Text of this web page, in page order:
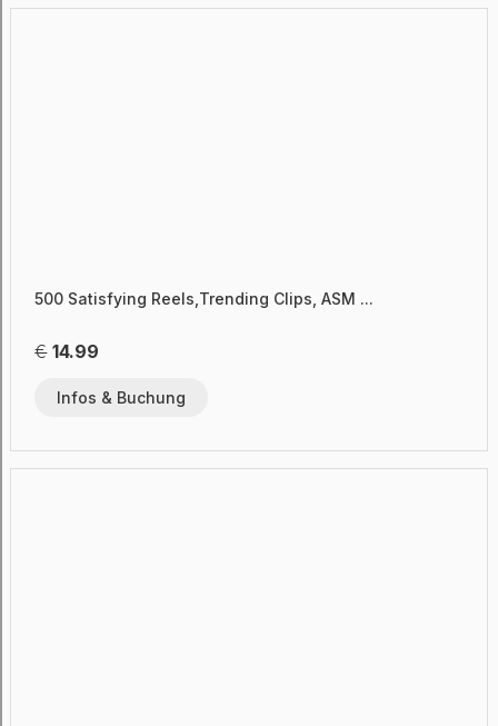
500 Satisfying Reels,Trending Clips, ASM ...
€ 14.99
Infos & Buchung